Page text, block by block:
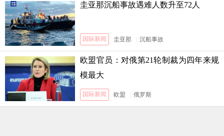
圭亚那沉船事故遇难人数升至72人
国际新闻 圭亚那 沉船事故
欧盟官员：对俄第21轮制裁为四年来规
模最大
国际新闻 欧盟 俄罗斯